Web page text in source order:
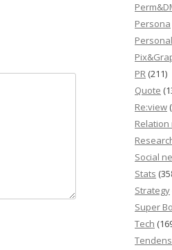
Persona
PR (211)
Quote
Re:view
Social
Stats
Strategy
Super
Tech